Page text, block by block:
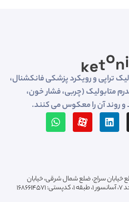
تراپی و رویکرد پزشکی فانکشنال،
متابولیک (چربی، فشار خون،
و روند آن را معکوس می کنند.
خیابان سراج، ضلع شمال شرقی، خیابان